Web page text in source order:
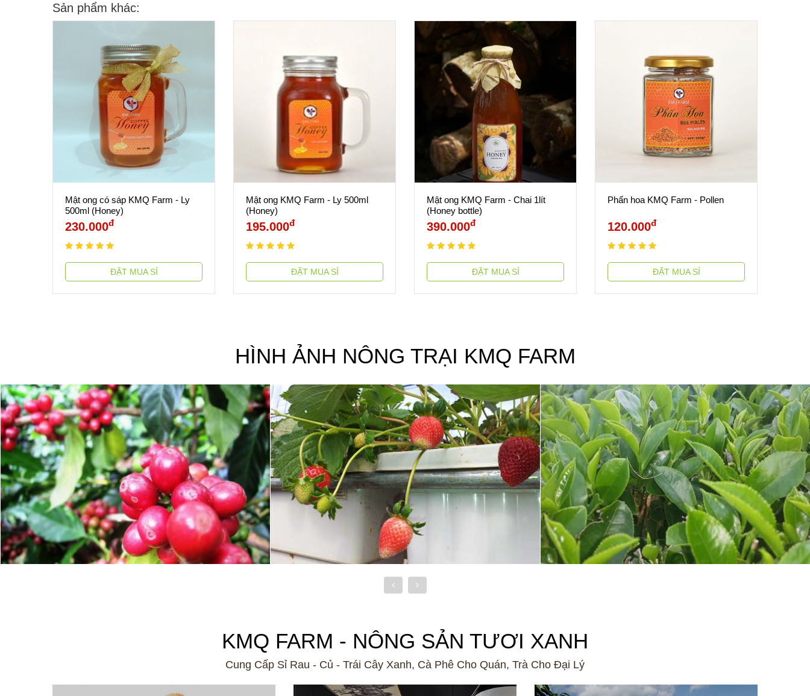
Sản phẩm khác:
Mật ong có sáp KMQ Farm - Ly
500ml (Honey)
230.000đ
ĐẶT MUA SỈ
Mật ong KMQ Farm - Ly 500ml
(Honey)
195.000đ
ĐẶT MUA SỈ
Mật ong KMQ Farm - Chai 1lít
(Honey bottle)
390.000đ
ĐẶT MUA SỈ
Phấn hoa KMQ Farm - Pollen
120.000đ
ĐẶT MUA SỈ
HÌNH ẢNH NÔNG TRẠI KMQ FARM
KMQ FARM - NÔNG SẢN TƯƠI XANH
Cung Cấp Sỉ Rau - Củ - Trái Cây Xanh, Cà Phê Cho Quán, Trà Cho Đại Lý